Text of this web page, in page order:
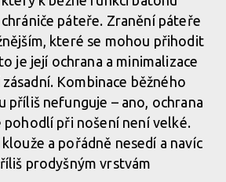
páteře. Zranění páteře
které se mohou přihodit
je její ochrana a minimalizace
Kombinace běžného
příliš nefunguje – ano, ochrana
pohodlí při nošení není velké.
a pořádně nesedí a navíc
prodyšným vrstvám